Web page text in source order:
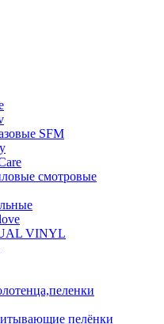
SFM
смотровые
VINYL
пелёнки